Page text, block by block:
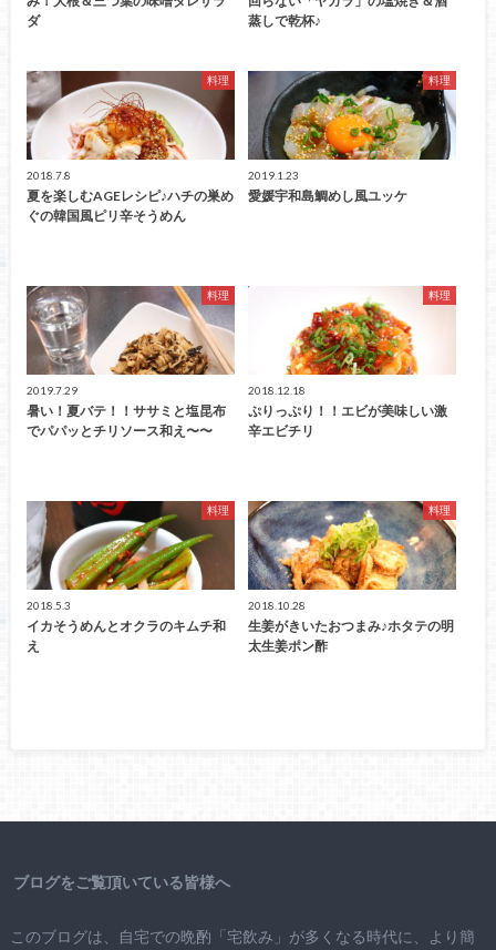
ダ
蒸しで乾杯♪
料理
2018.7.8
夏を楽しむAGEレシピ♪ハチの巣め
ぐの韓国風ピリ辛そうめん
料理
2019.1.23
愛媛宇和島鯛めし風ユッケ
料理
2019.7.29
暑い！夏バテ！！ササミと塩昆布
でパパッとチリソース和え〜〜
料理
2018.12.18
ぷりっぷり！！エビが美味しい激
辛エビチリ
料理
2018.5.3
イカそうめんとオクラのキムチ和
え
料理
2018.10.28
生姜がきいたおつまみ♪ホタテの明
太生姜ポン酢
ブログをご覧頂いている皆様へ
このブログは、自宅での晩酌「宅飲み」が多くなる時代に、より簡